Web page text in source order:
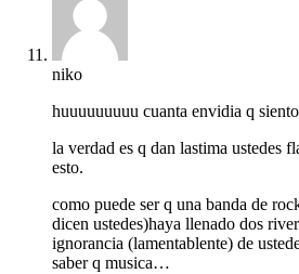
niko
huuuuuuuuu cuanta envidia q
la verdad es q dan lastima ustedes
esto.
como puede ser q una banda de
dicen ustedes)haya llenado dos
ignorancia (lamentablente) de
saber q musica…